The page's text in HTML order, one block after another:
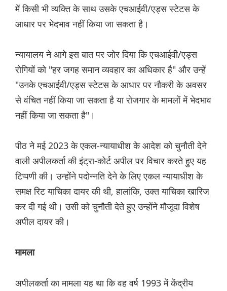
में किसी भी व्यक्ति के साथ उसके एचआईवी/एड्स स्टेटस के
आधार पर भेदभाव नहीं किया जा सकता है।
न्यायालय ने आगे इस बात पर जोर दिया कि एचआईवी/एड्स
रोगियों को "हर जगह समान व्यवहार का अधिकार है" और उन्हें
"उनके एचआईवी/एड्स स्टेटस के आधार पर नौकरी के अवसर
से वंचित नहीं किया जा सकता है या रोजगार के मामलों में भेदभाव
नहीं किया जा सकता है"।
पीठ ने मई 2023 के एकल-न्यायाधीश के आदेश को चुनौती देने
वाली अपीलकर्ता की इंट्रा-कोर्ट अपील पर विचार करते हुए यह
टिप्पणी की। उन्होंने पदोन्नति देने के लिए एकल न्यायाधीश के
समक्ष रिट याचिका दायर की थी, हालांकि, उक्त याचिका खारिज
कर दी गई थी। उसी को चुनौती देते हुए उन्होंने मौजूदा विशेष
अपील दायर की।
मामला
अपीलकर्ता का मामला यह था कि वह वर्ष 1993 में केंद्रीय